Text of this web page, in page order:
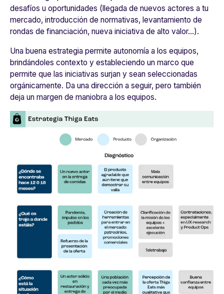
desafíos u oportunidades (llegada de nuevos actores a tu
mercado, introducción de normativas, levantamiento de
rondas de financiación, nueva iniciativa de alto valor...).
Una buena estrategia permite autonomía a los equipos,
brindándoles contexto y estableciendo un marco que
permite que las iniciativas surjan y sean seleccionadas
orgánicamente. Da una dirección a seguir, pero también
deja un margen de maniobra a los equipos.